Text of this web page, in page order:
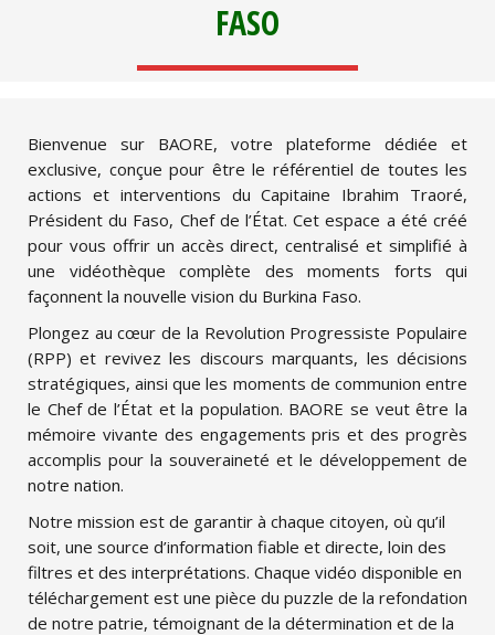
FASO
Bienvenue sur BAORE, votre plateforme dédiée et
exclusive, conçue pour être le référentiel de toutes les
actions et interventions du Capitaine Ibrahim Traoré,
Président du Faso, Chef de l’État. Cet espace a été créé
pour vous offrir un accès direct, centralisé et simplifié à
une vidéothèque complète des moments forts qui
façonnent la nouvelle vision du Burkina Faso.
Plongez au cœur de la Revolution Progressiste Populaire
(RPP) et revivez les discours marquants, les décisions
stratégiques, ainsi que les moments de communion entre
le Chef de l’État et la population. BAORE se veut être la
mémoire vivante des engagements pris et des progrès
accomplis pour la souveraineté et le développement de
notre nation.
Notre mission est de garantir à chaque citoyen, où qu’il
soit, une source d’information fiable et directe, loin des
filtres et des interprétations. Chaque vidéo disponible en
téléchargement est une pièce du puzzle de la refondation
de notre patrie, témoignant de la détermination et de la